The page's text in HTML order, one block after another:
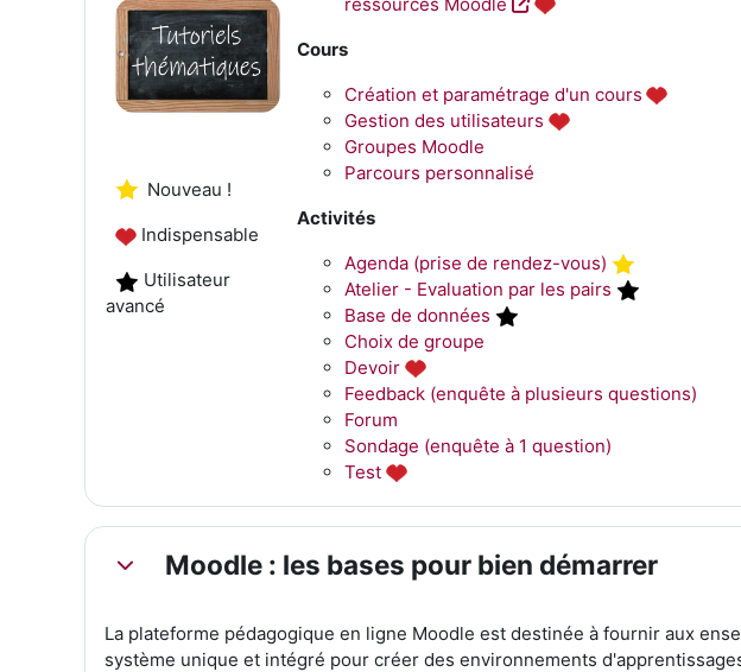
Nouveau !
Indispensable
Utilisateur
avancé
Cours
Création et paramétrage d'un cours
Gestion des utilisateurs
Groupes Moodle
Parcours personnalisé
Activités
Agenda (prise de rendez-vous)
Atelier - Evaluation par les pairs
Base de données
Choix de groupe
Devoir
Feedback (enquête à plusieurs questions)
Forum
Sondage (enquête à 1 question)
Test
ReplierMoodle : les bases pour bien démarrer
La plateforme pédagogique en ligne Moodle est destinée à fournir aux
système unique et intégré pour créer des environnements